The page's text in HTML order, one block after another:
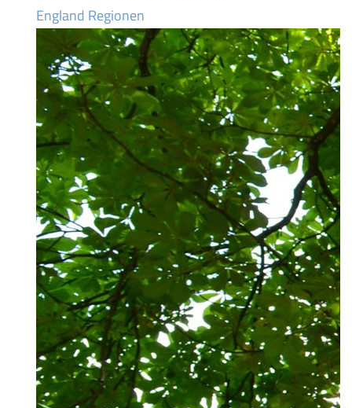
England Regionen